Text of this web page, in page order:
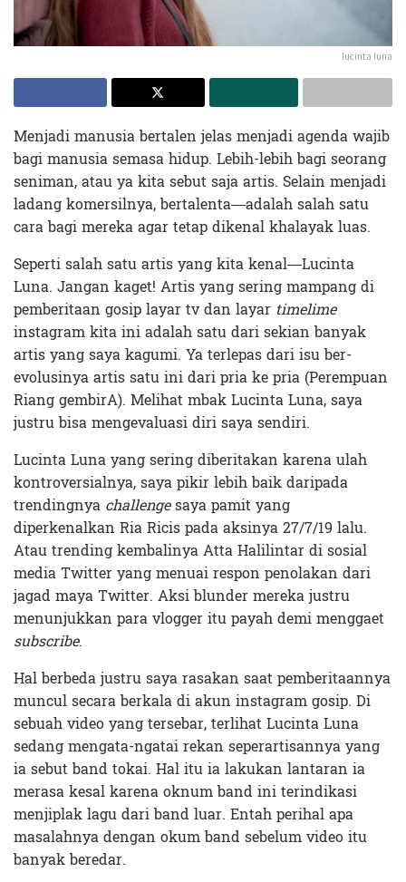
lucinta luna
Menjadi manusia bertalen jelas menjadi agenda wajib
bagi manusia semasa hidup. Lebih-lebih bagi seorang
seniman, atau ya kita sebut saja artis. Selain menjadi
ladang komersilnya, bertalenta—adalah salah satu
cara bagi mereka agar tetap dikenal khalayak luas.
Seperti salah satu artis yang kita kenal—Lucinta
Luna. Jangan kaget! Artis yang sering mampang di
pemberitaan gosip layar tv dan layar timelime
instagram kita ini adalah satu dari sekian banyak
artis yang saya kagumi. Ya terlepas dari isu ber-
evolusinya artis satu ini dari pria ke pria (Perempuan
Riang gembirA). Melihat mbak Lucinta Luna, saya
justru bisa mengevaluasi diri saya sendiri.
Lucinta Luna yang sering diberitakan karena ulah
kontroversialnya, saya pikir lebih baik daripada
trendingnya challengesaya pamit yang
diperkenalkan Ria Ricis pada aksinya 27/7/19 lalu.
Atau trending kembalinya Atta Halilintar di sosial
media Twitter yang menuai respon penolakan dari
jagad maya Twitter. Aksi blunder mereka justru
menunjukkan para vlogger itu payah demi menggaet
subscribe.
Hal berbeda justru saya rasakan saat pemberitaannya
muncul secara berkala di akun instagram gosip. Di
sebuah video yang tersebar, terlihat Lucinta Luna
sedang mengata-ngatai rekan seperartisannya yang
ia sebut band tokai. Hal itu ia lakukan lantaran ia
merasa kesal karena oknum band ini terindikasi
menjiplak lagu dari band luar. Entah perihal apa
masalahnya dengan okum band sebelum video itu
banyak beredar.